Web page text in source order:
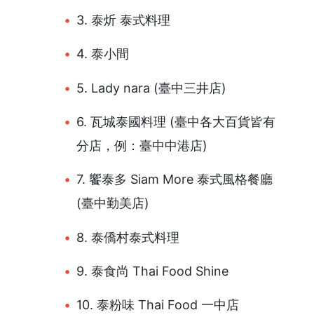
3. 泰炘 泰式料理
4. 泰小間
5. Lady nara (臺中三井店)
6. 瓦城泰國料理 (臺中各大百貨皆有
分店，例：臺中中港店)
7. 饗泰多 Siam More 泰式風格餐廳
(臺中勤美店)
8. 泰僑村泰式料理
9. 泰食尚 Thai Food Shine
10. 泰粉味 Thai Food 一中店